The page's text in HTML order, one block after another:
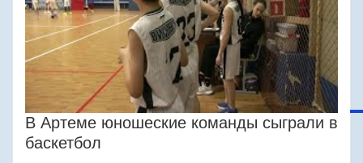
В Артеме юношеские команды сыграли в
баскетбол